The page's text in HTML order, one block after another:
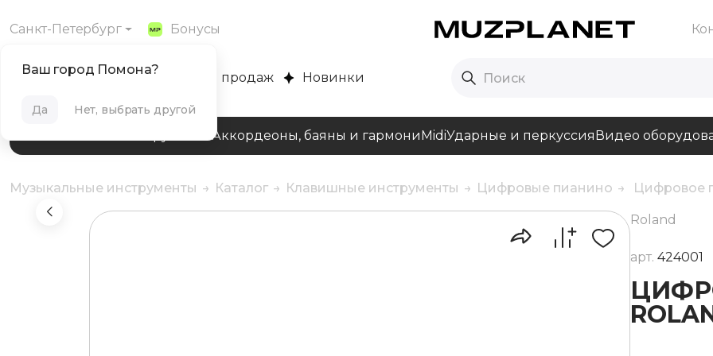
Санкт-Петербург Бонусы
Ваш город Помона?
Да Нет, выбрать другой
MUZPLANET Хиты продаж Новинки
Клавишные инструментыАккордеоны, баяны и гармониMidiУдарные и перкуссияВидео
Музыкальные инструменты Каталог Клавишные инструменты Цифровые пианино Цифровое
Roland
арт. 424001